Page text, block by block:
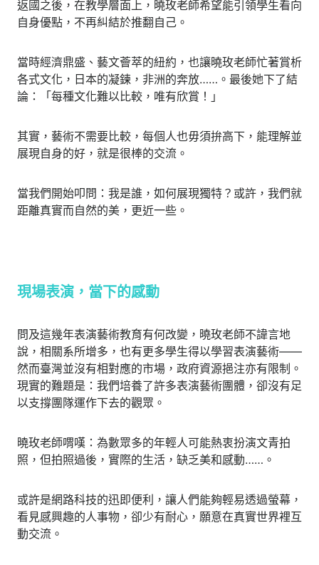
返國之後，在教學層面上，曉玫老師希望能引領學生看向
自身優點，不再糾結於推翻自己。
當時經濟鼎盛、藝文薈萃的紐約，也讓曉玫老師忙著賞析
各式文化，日本的凝鍊，非洲的奔放……。最後她下了結
論：「每種文化難以比較，唯有欣賞！」
其實，藝術不需要比較，每個人也毋須拚高下，能理解並
展現自身的好，就是很棒的交流。
當我們開始叩問：我是誰，如何展現獨特？或許，我們就
距離真實而自然的美，更近一些。
現場表演，當下的感動
問及這幾年表演藝術教育有何改變，曉玫老師不諱言地
說，相關系所增多，也有更多學生得以學習表演藝術——
然而臺灣並沒有相對應的市場，政府資源挹注亦有限制。
現實的難題是：我們培養了許多表演藝術團體，卻沒有足
以支撐團隊運作下去的觀眾。
曉玫老師喟嘆：為數眾多的年輕人可能熱衷扮演文青拍
照，但拍照過後，實際的生活，缺乏美和感動……。
或許是網路科技的迅即便利，讓人們能夠輕易透過螢幕，
看見感興趣的人事物，卻少有耐心，願意在真實世界裡互
動交流。